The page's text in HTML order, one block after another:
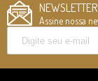
NEWSLETTER
Assine nossa